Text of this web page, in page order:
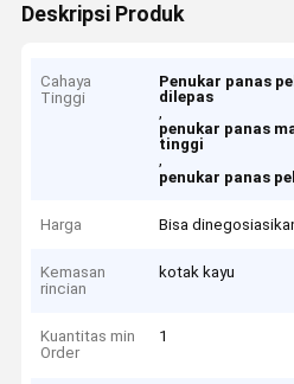
Deskripsi Produk
Cahaya
Tinggi
Penukar panas
dilepas
,
penukar panas
tinggi
,
penukar panas
Harga Bisa
Kemasan
rincian
kotak kayu
Kuantitas min
Order
1